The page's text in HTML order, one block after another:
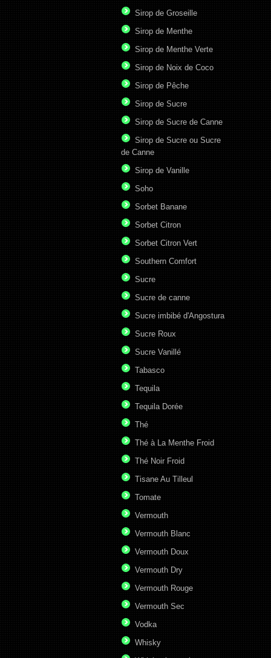
Sirop de Groseille
Sirop de Menthe
Sirop de Menthe Verte
Sirop de Noix de Coco
Sirop de Pêche
Sirop de Sucre
Sirop de Sucre de Canne
Sirop de Sucre ou Sucre
de Canne
Sirop de Vanille
Soho
Sorbet Banane
Sorbet Citron
Sorbet Citron Vert
Southern Comfort
Sucre
Sucre de canne
Sucre imbibé d'Angostura
Sucre Roux
Sucre Vanillé
Tabasco
Tequila
Tequila Dorée
Thé
Thé à La Menthe Froid
Thé Noir Froid
Tisane Au Tilleul
Tomate
Vermouth
Vermouth Blanc
Vermouth Doux
Vermouth Dry
Vermouth Rouge
Vermouth Sec
Vodka
Whisky